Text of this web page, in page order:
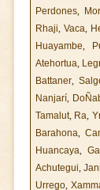
Perdones,
Rhaji, Vaca,
Huayambe,
Atehortua,
Battaner,
Nanjarí,
Tamalut, Ra,
Barahona,
Huancaya,
Achutegui,
Urrego,